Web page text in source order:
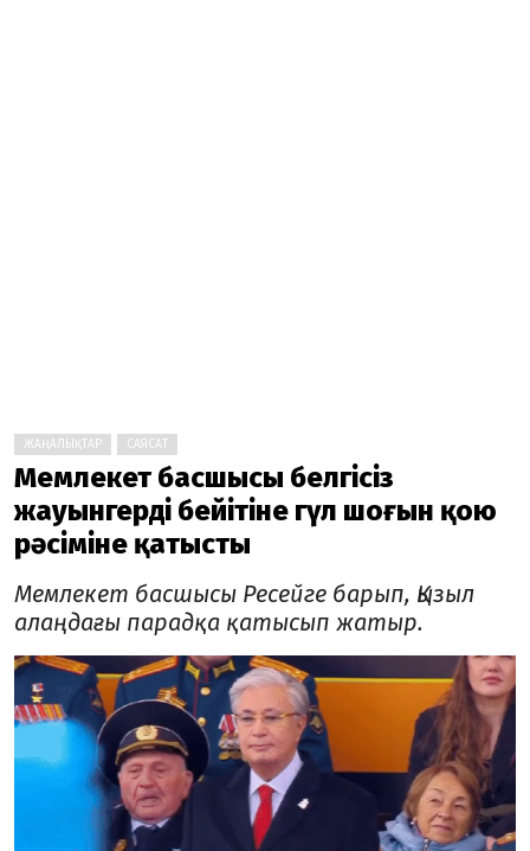
ЖАҢАЛЫҚТАР САЯСАТ
Мемлекет басшысы белгісіз
жауынгердің бейітіне гүл шоғын қою
рәсіміне қатысты
Мемлекет басшысы Ресейге барып, Қызыл
алаңдағы парадқа қатысып жатыр.